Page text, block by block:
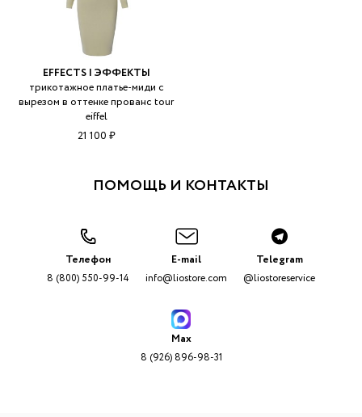
EFFECTS | ЭФФЕКТЫ
трикотажное платье-миди с
вырезом в оттенке прованс tour
eiffel
21 100 ₽
ПОМОЩЬ И КОНТАКТЫ
Телефон
8 (800) 550-99-14
E-mail
info@liostore.com
Telegram
@liostoreservice
Max
8 (926) 896-98-31